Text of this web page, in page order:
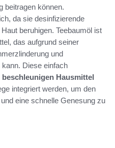
beitragen können.
da sie desinfizierende
beruhigen. Teebaumöl ist
das aufgrund seiner
und
Diese einfach
Hausmittel
integriert werden, um den
eine schnelle Genesung zu